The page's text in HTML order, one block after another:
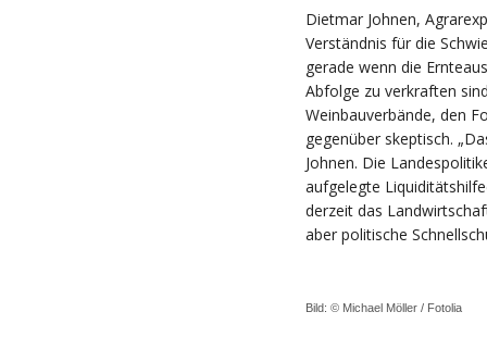
Dietmar Johnen,
Verständnis für die
gerade wenn die
Abfolge zu verkraften
Weinbauverbände, den
gegenüber skeptisch.
Johnen. Die
aufgelegte
derzeit das
aber politische
Bild: © Michael Möller / Fotolia